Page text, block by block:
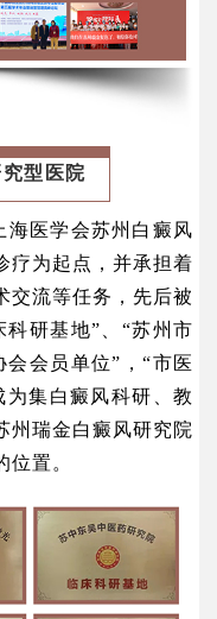
型医院
海医学会苏州白癜风
疗为起点，并承担着
交流等任务，先后被
研基地”、“苏州市
会员单位”，“市医
集白癜风科研、教
州瑞金白癜风研究院
置。